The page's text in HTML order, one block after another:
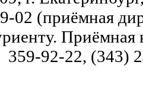
02 (приёмная
Приёмная
359-92-22, (343)